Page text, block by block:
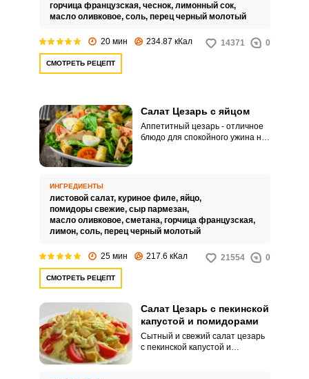
горчица французская, чеснок, лимонный сок,
масло оливковое, соль, перец черный молотый
20 мин 234.87 кКал 14371 0
СМОТРЕТЬ РЕЦЕПТ
Салат Цезарь с яйцом
Аппетитный цезарь - отличное
блюдо для спокойного ужина на
ИНГРЕДИЕНТЫ
листовой салат, куриное филе, яйцо,
помидоры свежие, сыр пармезан,
масло оливковое, сметана, горчица французская,
лимон, соль, перец черный молотый
25 мин 217.6 кКал 21554 0
СМОТРЕТЬ РЕЦЕПТ
Салат Цезарь с пекинской
капустой и помидорами
Сытный и свежий салат цезарь
с пекинской капустой и